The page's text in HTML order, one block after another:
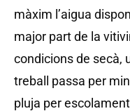
màxim l’aigua
major part de la
condicions de secà,
treball passa per
pluja per